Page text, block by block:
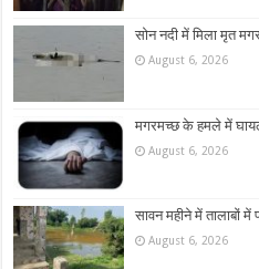
सोन नदी में मिला मृत
August 6, 2026
मगरमच्छ के हमले में
August 6, 2026
सावन महीने में तालाबों में
August 6, 2026